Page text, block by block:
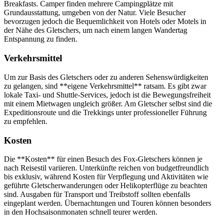
Breakfasts. Camper finden mehrere Campingplätze mit
Grundausstattung, umgeben von der Natur. Viele Besucher
bevorzugen jedoch die Bequemlichkeit von Hotels oder Motels in
der Nähe des Gletschers, um nach einem langen Wandertag
Entspannung zu finden.
Verkehrsmittel
Um zur Basis des Gletschers oder zu anderen Sehenswürdigkeiten
zu gelangen, sind **eigene Verkehrsmittel** ratsam. Es gibt zwar
lokale Taxi- und Shuttle-Services, jedoch ist die Bewegungsfreiheit
mit einem Mietwagen ungleich größer. Am Gletscher selbst sind die
Expeditionsroute und die Trekkings unter professioneller Führung
zu empfehlen.
Kosten
Die **Kosten** für einen Besuch des Fox-Gletschers können je
nach Reisestil variieren. Unterkünfte reichen von budgetfreundlich
bis exklusiv, während Kosten für Verpflegung und Aktivitäten wie
geführte Gletscherwanderungen oder Helikopterflüge zu beachten
sind. Ausgaben für Transport und Treibstoff sollten ebenfalls
eingeplant werden. Übernachtungen und Touren können besonders
in den Hochsaisonmonaten schnell teurer werden.